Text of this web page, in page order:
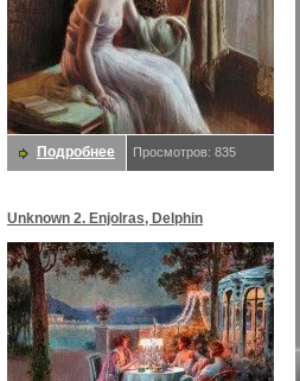
Подробнее Просмотров: 835
Unknown 2. Enjolras, Delphin